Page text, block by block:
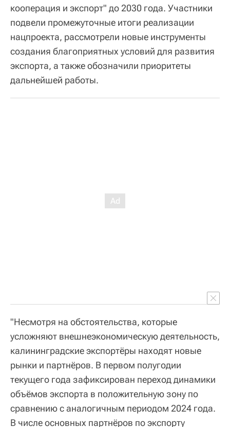
кооперация и экспорт" до 2030 года. Участники
подвели промежуточные итоги реализации
нацпроекта, рассмотрели новые инструменты
создания благоприятных условий для развития
экспорта, а также обозначили приоритеты
дальнейшей работы.
"Несмотря на обстоятельства, которые
усложняют внешнеэкономическую деятельность,
калининградские экспортёры находят новые
рынки и партнёров. В первом полугодии
текущего года зафиксирован переход динамики
объёмов экспорта в положительную зону по
сравнению с аналогичным периодом 2024 года.
В числе основных партнёров по экспорту